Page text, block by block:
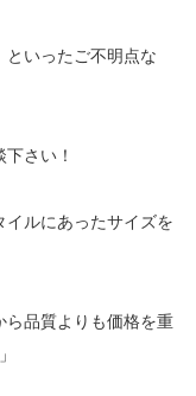
といったご不明点な
さい！
ルにあったサイズを
ら品質よりも価格を重